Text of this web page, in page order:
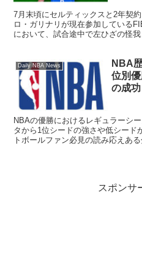
7月末頃にセルティックスと2年契
ロ・ガリナリが現在参加している
において、試合途中で左ひざの怪
Daily NBA News
NBA
位別
の成
NBAの優勝におけるレギュラーシ
タから1位シードの強さや低シード
トボールファン必見の読み応えあ
スポンサ